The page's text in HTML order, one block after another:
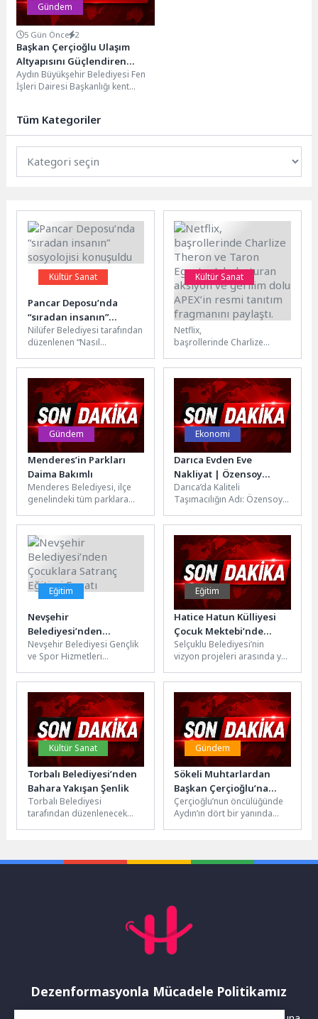
Gündem
5 Gün Önce 2
Başkan Çerçioğlu Ulaşım
Altyapısını Güçlendiren
Çalışmaları Aydın’ın Dört Bir
Yanında Sürdürüyor
Aydın Büyükşehir Belediyesi Fen
İşleri Dairesi Başkanlığı kent
Tüm Kategoriler
Kültür Sanat
Pancar Deposu’nda
“sıradan insanın”
sosyolojisi konuşuldu
Nilüfer Belediyesi tarafından
düzenlenen “Nasıl
İngiliz sosyolog Richard
Hoggart’ın düşünce
pratikleri ele alındı....
Kültür Sanat
Netflix, başrollerinde
Charlize Theron ve
Taron Egerton’ı
buluşturan aksiyon ve
gerilim dolu APEX’in
paylaştı.
Netflix,
başrollerinde Charlize
buluşturan aksiyon - gerilim
filmi APEX’in resmi tanıtım
fragmanını paylaştı.
Avustralya’nın vahşi...
Gündem
Menderes’in Parkları
Daima Bakımlı
Menderes Belediyesi, ilçe
genelindeki tüm parklara
Park ve Bahçeler Müdürlüğü
ekipleri tarafından...
Ekonomi
Darıca Evden Eve
Nakliyat | Özensoy
Bayramoğlu
Darıca’da Kaliteli
Taşımacılığın Adı: Özensoy
Nakliyat Darıca/Kocaeli –
Yerel ekonomiye katkı
sağlayan...
Eğitim
Nevşehir
Belediyesi’nden
Çocuklara Satranç
Eğitimi Fırsatı
Nevşehir Belediyesi Gençlik
ve Spor Hizmetleri
faaliyet gösteren Gönüllü
Eğitim Merkezi, çocukların
zihinsel...
Eğitim
Hatice Hatun Külliyesi
Çocuk Mektebi’nde
Mezuniyet Heyecanı
Yaşandı
Selçuklu Belediyesi’nin
vizyon projeleri arasında yer
Çocuk Mektebi, çocukları
manevi değerlere...
Kültür Sanat
Torbalı Belediyesi’nden
Bahara Yakışan Şenlik
Torbalı Belediyesi
tarafından düzenlenecek
Gündem
Sökeli Muhtarlardan
Başkan Çerçioğlu’na
Hizmet Teşekkürü
Çerçioğlu’nun öncülüğünde
Aydın’ın dört bir yanında
Dezenformasyonla Mücadele Politikamız